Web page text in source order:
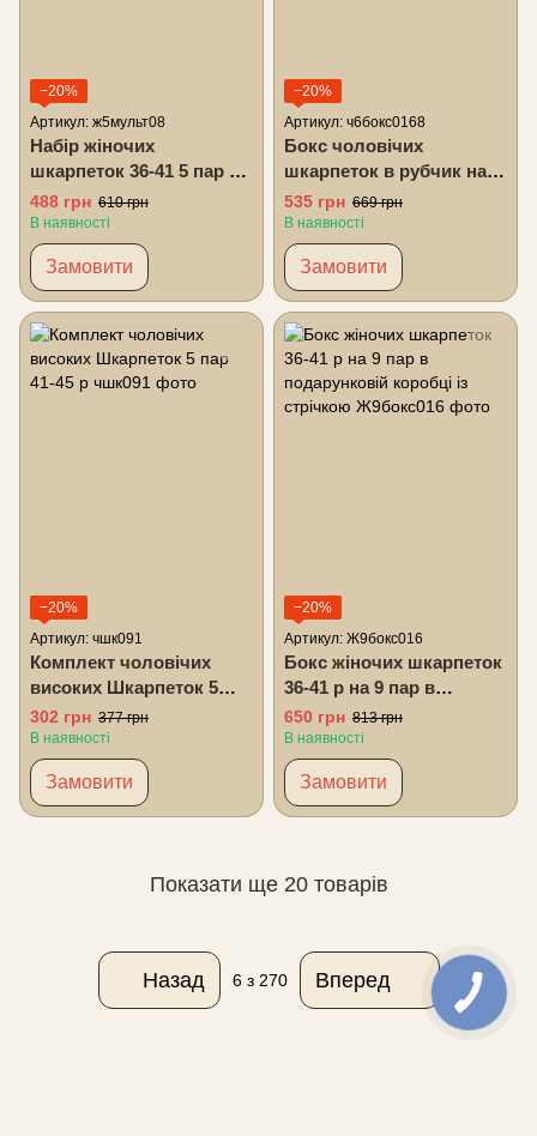
−20%
Артикул: ж5мульт08
Набір жіночих
шкарпеток 36-41 5 пар з
мультяшним малюнком
у подарунковій коробці
488 грн 610 грн
В наявності
Замовити
−20%
Артикул: ч6бокс0168
Бокс чоловічих
шкарпеток в рубчик на 6
пар 40-45 у подарунковій
коробці
535 грн 669 грн
В наявності
Замовити
−20%
Артикул: чшк091
Комплект чоловічих
високих Шкарпеток 5
пар 41-45 р
302 грн 377 грн
В наявності
Замовити
−20%
Артикул: Ж9бокс016
Бокс жіночих шкарпеток
36-41 р на 9 пар в
подарунковій коробці із
стрічкою
650 грн 813 грн
В наявності
Замовити
Показати ще 20 товарів
Назад 6з 270 Вперед